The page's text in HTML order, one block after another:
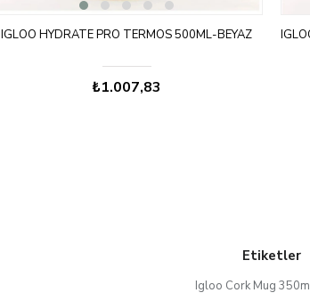
IGLOO HYDRATE PRO TERMOS 500ML-BEYAZ
₺1.007,83
Etiketler
Igloo Cork Mug